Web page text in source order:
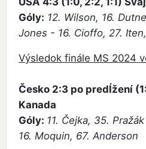
Góly: 12. Wilson, 16.
Jones - 16. Cioffo, 27.
Výsledok finále MS 2024
Česko 2:3 po predĺžení
Kanada
Góly: 11. Čejka, 35.
16. Moquin, 67. Anderson